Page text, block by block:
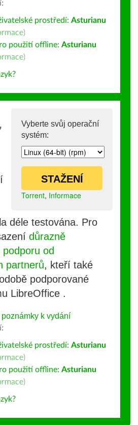
prostředí: Asturianu
)
použití offline: Asturianu
)
Vyberte svůj operační
systém:
STAŽENÍ
Torrent, Informace
déle testována. Pro
důrazně
od
partnerů, kteří také
podporované
LibreOffice .
k vydání
prostředí: Asturianu
)
použití offline: Asturianu
)